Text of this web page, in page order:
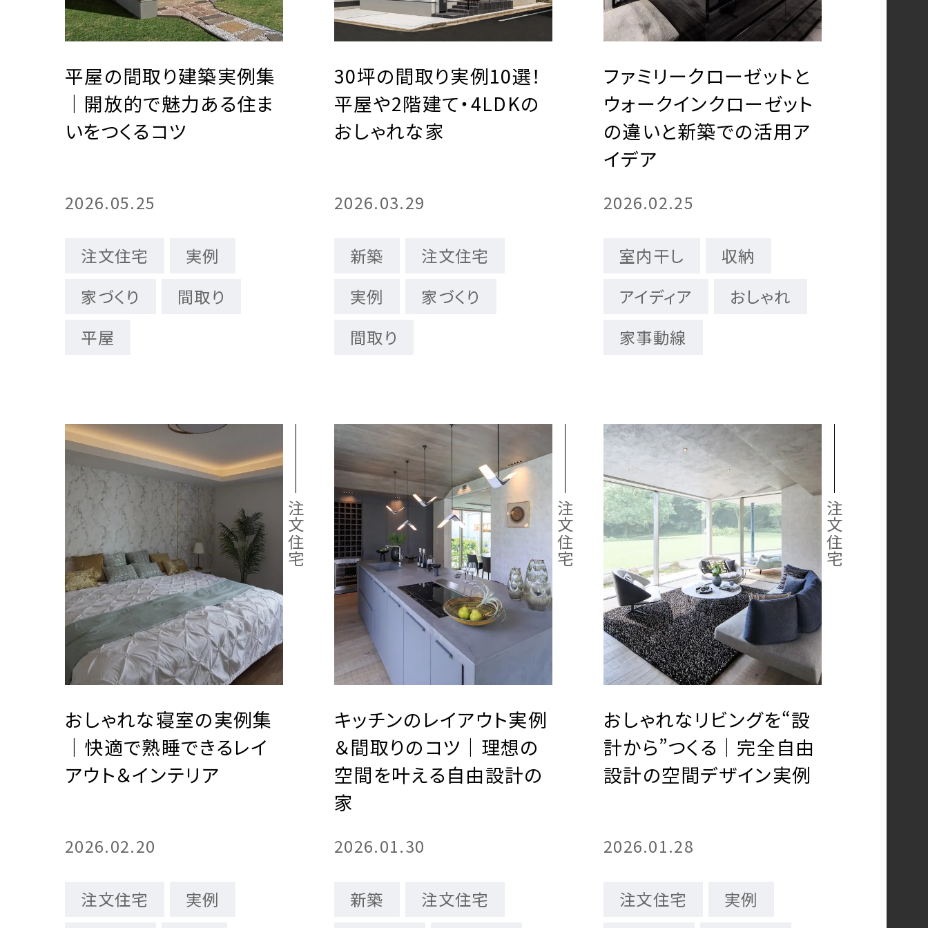
平屋の間取り建築実例集
｜開放的で魅力ある住ま
いをつくるコツ
2026.05.25
注文住宅
実例
家づくり
間取り
平屋
30坪の間取り実例10選！
平屋や2階建て・4LDKの
おしゃれな家
2026.03.29
新築
注文住宅
実例
家づくり
間取り
ファミリークローゼットと
ウォークインクローゼット
の違いと新築での活用ア
イデア
2026.02.25
室内干し
収納
アイディア
おしゃれ
家事動線
注文住宅
おしゃれな寝室の実例集
｜快適で熟睡できるレイ
アウト＆インテリア
2026.02.20
注文住宅
実例
注文住宅
キッチンのレイアウト実例
＆間取りのコツ｜理想の
空間を叶える自由設計の
家
2026.01.30
新築
注文住宅
注文住宅
おしゃれなリビングを“設
計から”つくる｜完全自由
設計の空間デザイン実例
2026.01.28
注文住宅
実例